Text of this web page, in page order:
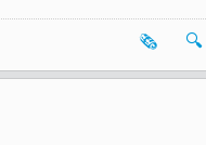
🔍
🗞️